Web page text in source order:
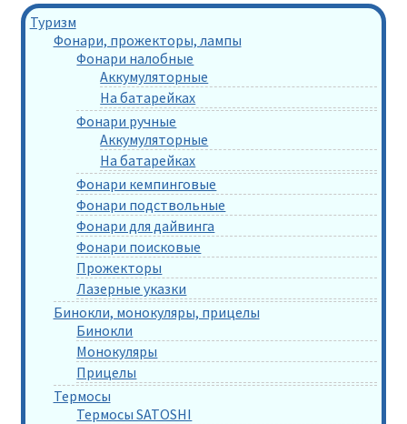
Туризм
Фонари, прожекторы, лампы
Фонари налобные
Аккумуляторные
На батарейках
Фонари ручные
Аккумуляторные
На батарейках
Фонари кемпинговые
Фонари подствольные
Фонари для дайвинга
Фонари поисковые
Прожекторы
Лазерные указки
Бинокли, монокуляры, прицелы
Бинокли
Монокуляры
Прицелы
Термосы
Термосы SATOSHI